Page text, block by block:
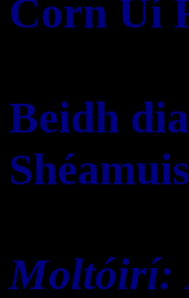
Corn Uí
Beidh
Moltóirí: